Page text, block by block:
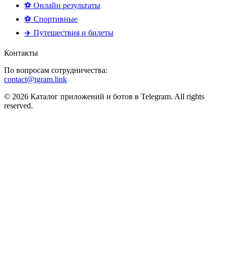
⚽ Онлайн результаты
⚽ Спортивные
✈️ Путешествия и билеты
Контакты
По вопросам сотрудничества:
contact@tgram.link
© 2026 Каталог приложений и ботов в Telegram. All rights
reserved.